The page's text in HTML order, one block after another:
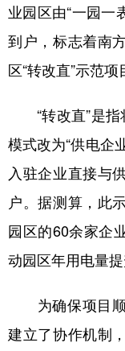
地方频道
北京
辽宁
浙江
山东
广东
四川
新疆
业园区由“一园一
到户，标志着南
区“转改直”示范项
“转改直”是指
模式改为“供电企
入驻企业直接与
户。据测算，此
园区的60余家企
动园区年用电量提
为确保项目顺
建立了协作机制